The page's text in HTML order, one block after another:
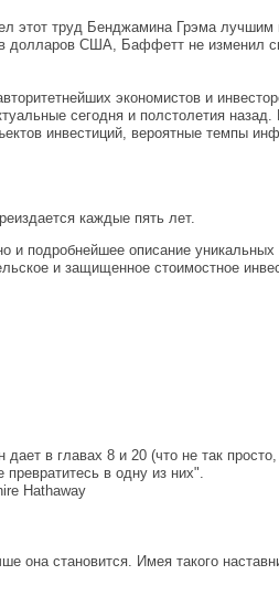
этот труд Бенджамина Грэма лучшим
долларов США, Баффетт не изменил
экономистов и
сегодня и полстолетия назад.
инвестиций, вероятные темпы
каждые пять лет.
и подробнейшее описание уникальных
и защищенное стоимостное
в главах 8 и 20 (что не так
в одну из них".
Hathaway
она становится. Имея такого